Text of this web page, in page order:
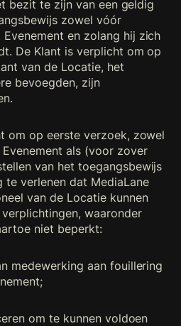
bezit te zijn van een geldig
zowel vóór
en zolang hij zich
De Klant is verplicht om op
van de Locatie, het
bevoegden, zijn
om op eerste verzoek, zowel
als (voor zover
van het toegangsbewijs
te verlenen dat MediaLane
van de Locatie kunnen
waaronder
niet beperkt:
aan fouillering
om te kunnen voldoen